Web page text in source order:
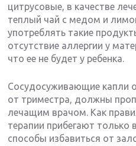
цитрусовые, в качестве
теплый чай с медом и
употреблять такие
отсутствие аллергии у
что ее не будет у ребенка.
Сосудосуживающие капли
от триместра, должны
лечащим врачом. Как
терапии прибегают только
способы избавиться от